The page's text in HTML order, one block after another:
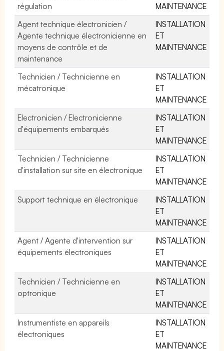
régulation
MAINTENANCE
Agent technique électronicien /
Agente technique électronicienne en
moyens de contrôle et de
maintenance
INSTALLATION
ET
MAINTENANCE
Technicien / Technicienne en
mécatronique
INSTALLATION
ET
MAINTENANCE
Electronicien / Electronicienne
d'équipements embarqués
INSTALLATION
ET
MAINTENANCE
Technicien / Technicienne
d'installation sur site en électronique
INSTALLATION
ET
MAINTENANCE
Support technique en électronique
INSTALLATION
ET
MAINTENANCE
Agent / Agente d'intervention sur
équipements électroniques
INSTALLATION
ET
MAINTENANCE
Technicien / Technicienne en
optronique
INSTALLATION
ET
MAINTENANCE
Instrumentiste en appareils
électroniques
INSTALLATION
ET
MAINTENANCE